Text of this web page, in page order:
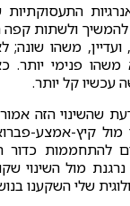
להמשיך ולשתות
משהו שונה;
פנימי יותר.
עכשיו קל יותר.
שהשינוי הזה
מול קיץ-אמצע-
להתחממות
מול השינוי
שלי השקענו